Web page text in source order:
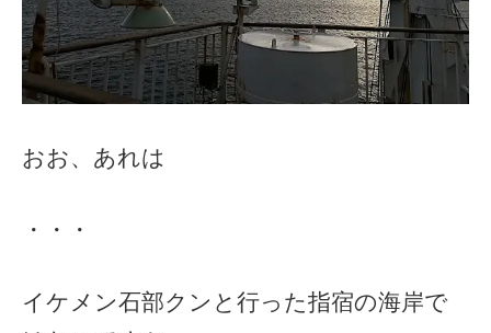
おお、あれは
・・・
イケメン石部クンと行った指宿の海岸で